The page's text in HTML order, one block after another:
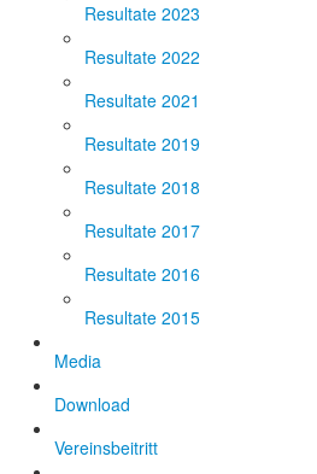
Resultate 2023
Resultate 2022
Resultate 2021
Resultate 2019
Resultate 2018
Resultate 2017
Resultate 2016
Resultate 2015
Media
Download
Vereinsbeitritt